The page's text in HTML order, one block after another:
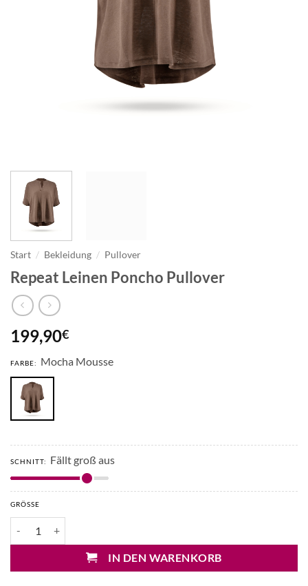
Start / Bekleidung / Pullover
Repeat Leinen Poncho Pullover
199,90€
FARBE: Mocha Mousse
SCHNITT: Fällt groß aus
GRÖSSE
IN DEN WARENKORB